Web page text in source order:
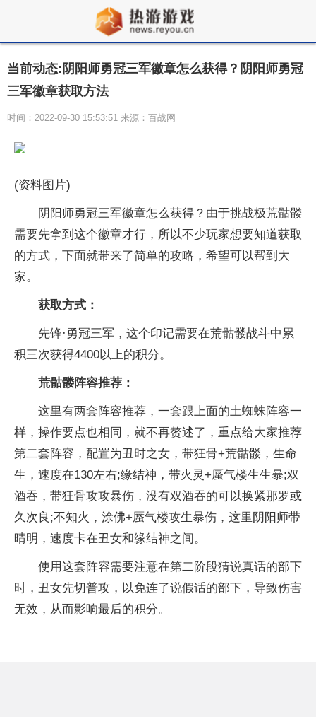
当前动态:阴阳师勇冠三军徽章怎么获得？阴阳师勇冠
三军徽章获取方法
时间：2022-09-30 15:53:51 来源：百战网
(资料图片)
阴阳师勇冠三军徽章怎么获得？由于挑战极荒骷髅
需要先拿到这个徽章才行，所以不少玩家想要知道获取
的方式，下面就带来了简单的攻略，希望可以帮到大
家。
获取方式：
先锋·勇冠三军，这个印记需要在荒骷髅战斗中累
积三次获得4400以上的积分。
荒骷髅阵容推荐：
这里有两套阵容推荐，一套跟上面的土蜘蛛阵容一
样，操作要点也相同，就不再赘述了，重点给大家推荐
第二套阵容，配置为丑时之女，带狂骨+荒骷髅，生命
生，速度在130左右;缘结神，带火灵+蜃气楼生生暴;双
酒吞，带狂骨攻攻暴伤，没有双酒吞的可以换紧那罗或
久次良;不知火，涂佛+蜃气楼攻生暴伤，这里阴阳师带
晴明，速度卡在丑女和缘结神之间。
使用这套阵容需要注意在第二阶段猜说真话的部下
时，丑女先切普攻，以免连了说假话的部下，导致伤害
无效，从而影响最后的积分。